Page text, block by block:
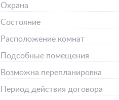
Охрана
Состояние
Расположение комнат
Подсобные помещения
Возможна перепланировка
Период действия договора